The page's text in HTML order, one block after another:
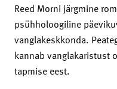
Reed Morni järgmine
psühholoogiline
vanglakeskkonda.
kannab vanglakaristust
tapmise eest.